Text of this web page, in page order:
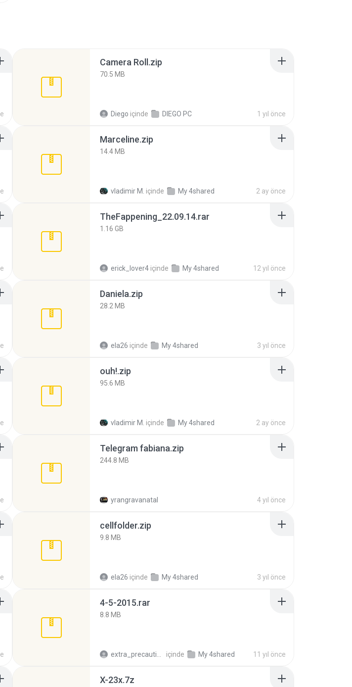
Camera Roll.zip
70.5 MB
Diego içinde DIEGO PC 1 yıl önce
Marceline.zip
14.4 MB
vladimir M. içinde My 4shared 2 ay önce
TheFappening_22.09.14.rar
1.16 GB
erick_lover4 içinde My 4shared 12 yıl önce
Daniela.zip
28.2 MB
ela26 içinde My 4shared 3 yıl önce
ouh!.zip
95.6 MB
vladimir M. içinde My 4shared 2 ay önce
Telegram fabiana.zip
244.8 MB
yrangravanatal 4 yıl önce
cellfolder.zip
9.8 MB
ela26 içinde My 4shared 3 yıl önce
4-5-2015.rar
8.8 MB
içinde My 4shared 11 yıl önce
X-23x.7z